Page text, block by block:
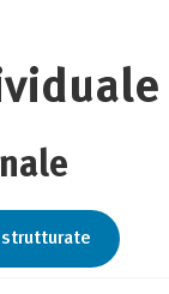
strutturate